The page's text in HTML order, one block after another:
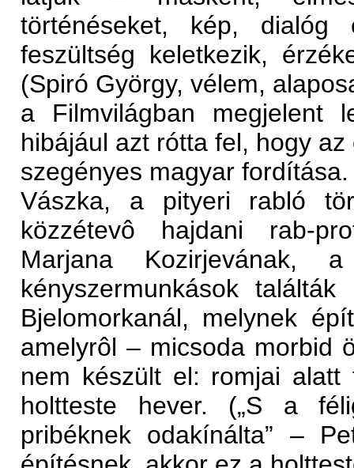
történéseket, kép, dialóg
feszültség keletkezik,
(Spiró György, vélem,
a Filmvilágban megjelent
hibájául azt rótta fel, hogy
szegényes magyar
Vászka, a pityeri rabló
közzétevô hajdani rab-
Marjana Kozirjevának,
kényszermunkások
Bjelomorkanál, melynek
amelyrôl – micsoda morbid
nem készült el: romjai
holtteste hever. („S a
pribéknek odakínálta” –